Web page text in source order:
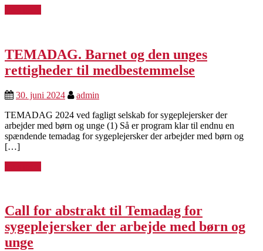
TEMADAG. Barnet og den unges
rettigheder til medbestemmelse
30. juni 2024
admin
TEMADAG 2024 ved fagligt selskab for sygeplejersker der
arbejder med børn og unge (1) Så er program klar til endnu en
spændende temadag for sygeplejersker der arbejder med børn og
[…]
Call for abstrakt til Temadag for
sygeplejersker der arbejde med børn og
unge